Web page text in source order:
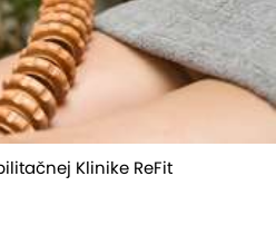
Klinike ReFit